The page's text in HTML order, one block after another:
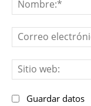
Guardar datos